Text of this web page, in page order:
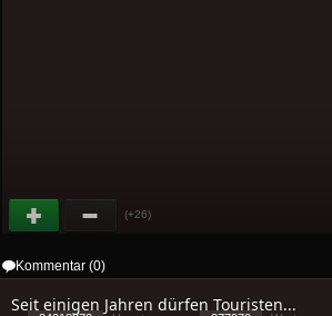
(+26)
Kommentar (0)
Seit einigen Jahren dürfen Touristen...